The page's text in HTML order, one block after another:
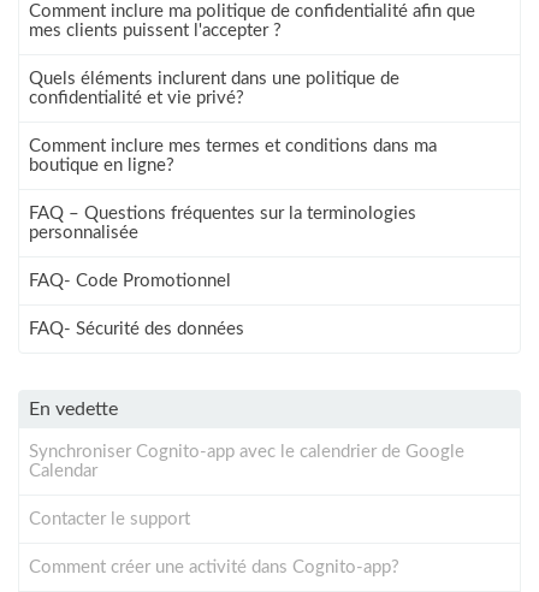
Comment inclure ma politique de confidentialité afin que
mes clients puissent l'accepter ?
Quels éléments inclurent dans une politique de
confidentialité et vie privé?
Comment inclure mes termes et conditions dans ma
boutique en ligne?
FAQ – Questions fréquentes sur la terminologies
personnalisée
FAQ- Code Promotionnel
FAQ- Sécurité des données
En vedette
Synchroniser Cognito-app avec le calendrier de Google
Calendar
Contacter le support
Comment créer une activité dans Cognito-app?